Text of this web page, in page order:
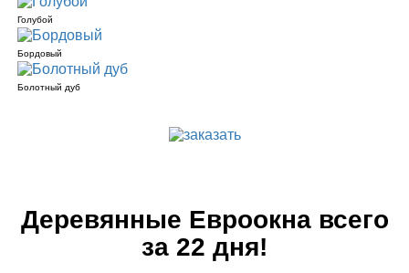
Голубой
Бордовый
Болотный дуб
Деревянные Евроокна всего
за 22 дня!